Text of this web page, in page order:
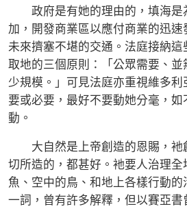
政府是有她的理由的，填海是
加，開發商業區以應付商業的迅速
未來擠塞不堪的交通。法庭接納
取地的三個原則：「公眾需要、並
少規模。」可見法庭亦重視維多
要或必要，最好不要動她分毫，
動。
大自然是上帝創造的恩賜，衪
切所造的，都甚好。衪要人治理全
魚、空中的鳥、和地上各樣行動的
一詞，曾有許多解釋，但以賽亞書